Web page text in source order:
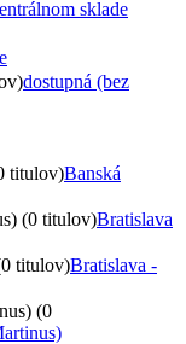
sklade
dostupná (bez
titulov)Banská
(0 titulov)Bratislava
titulov)Bratislava -
(0